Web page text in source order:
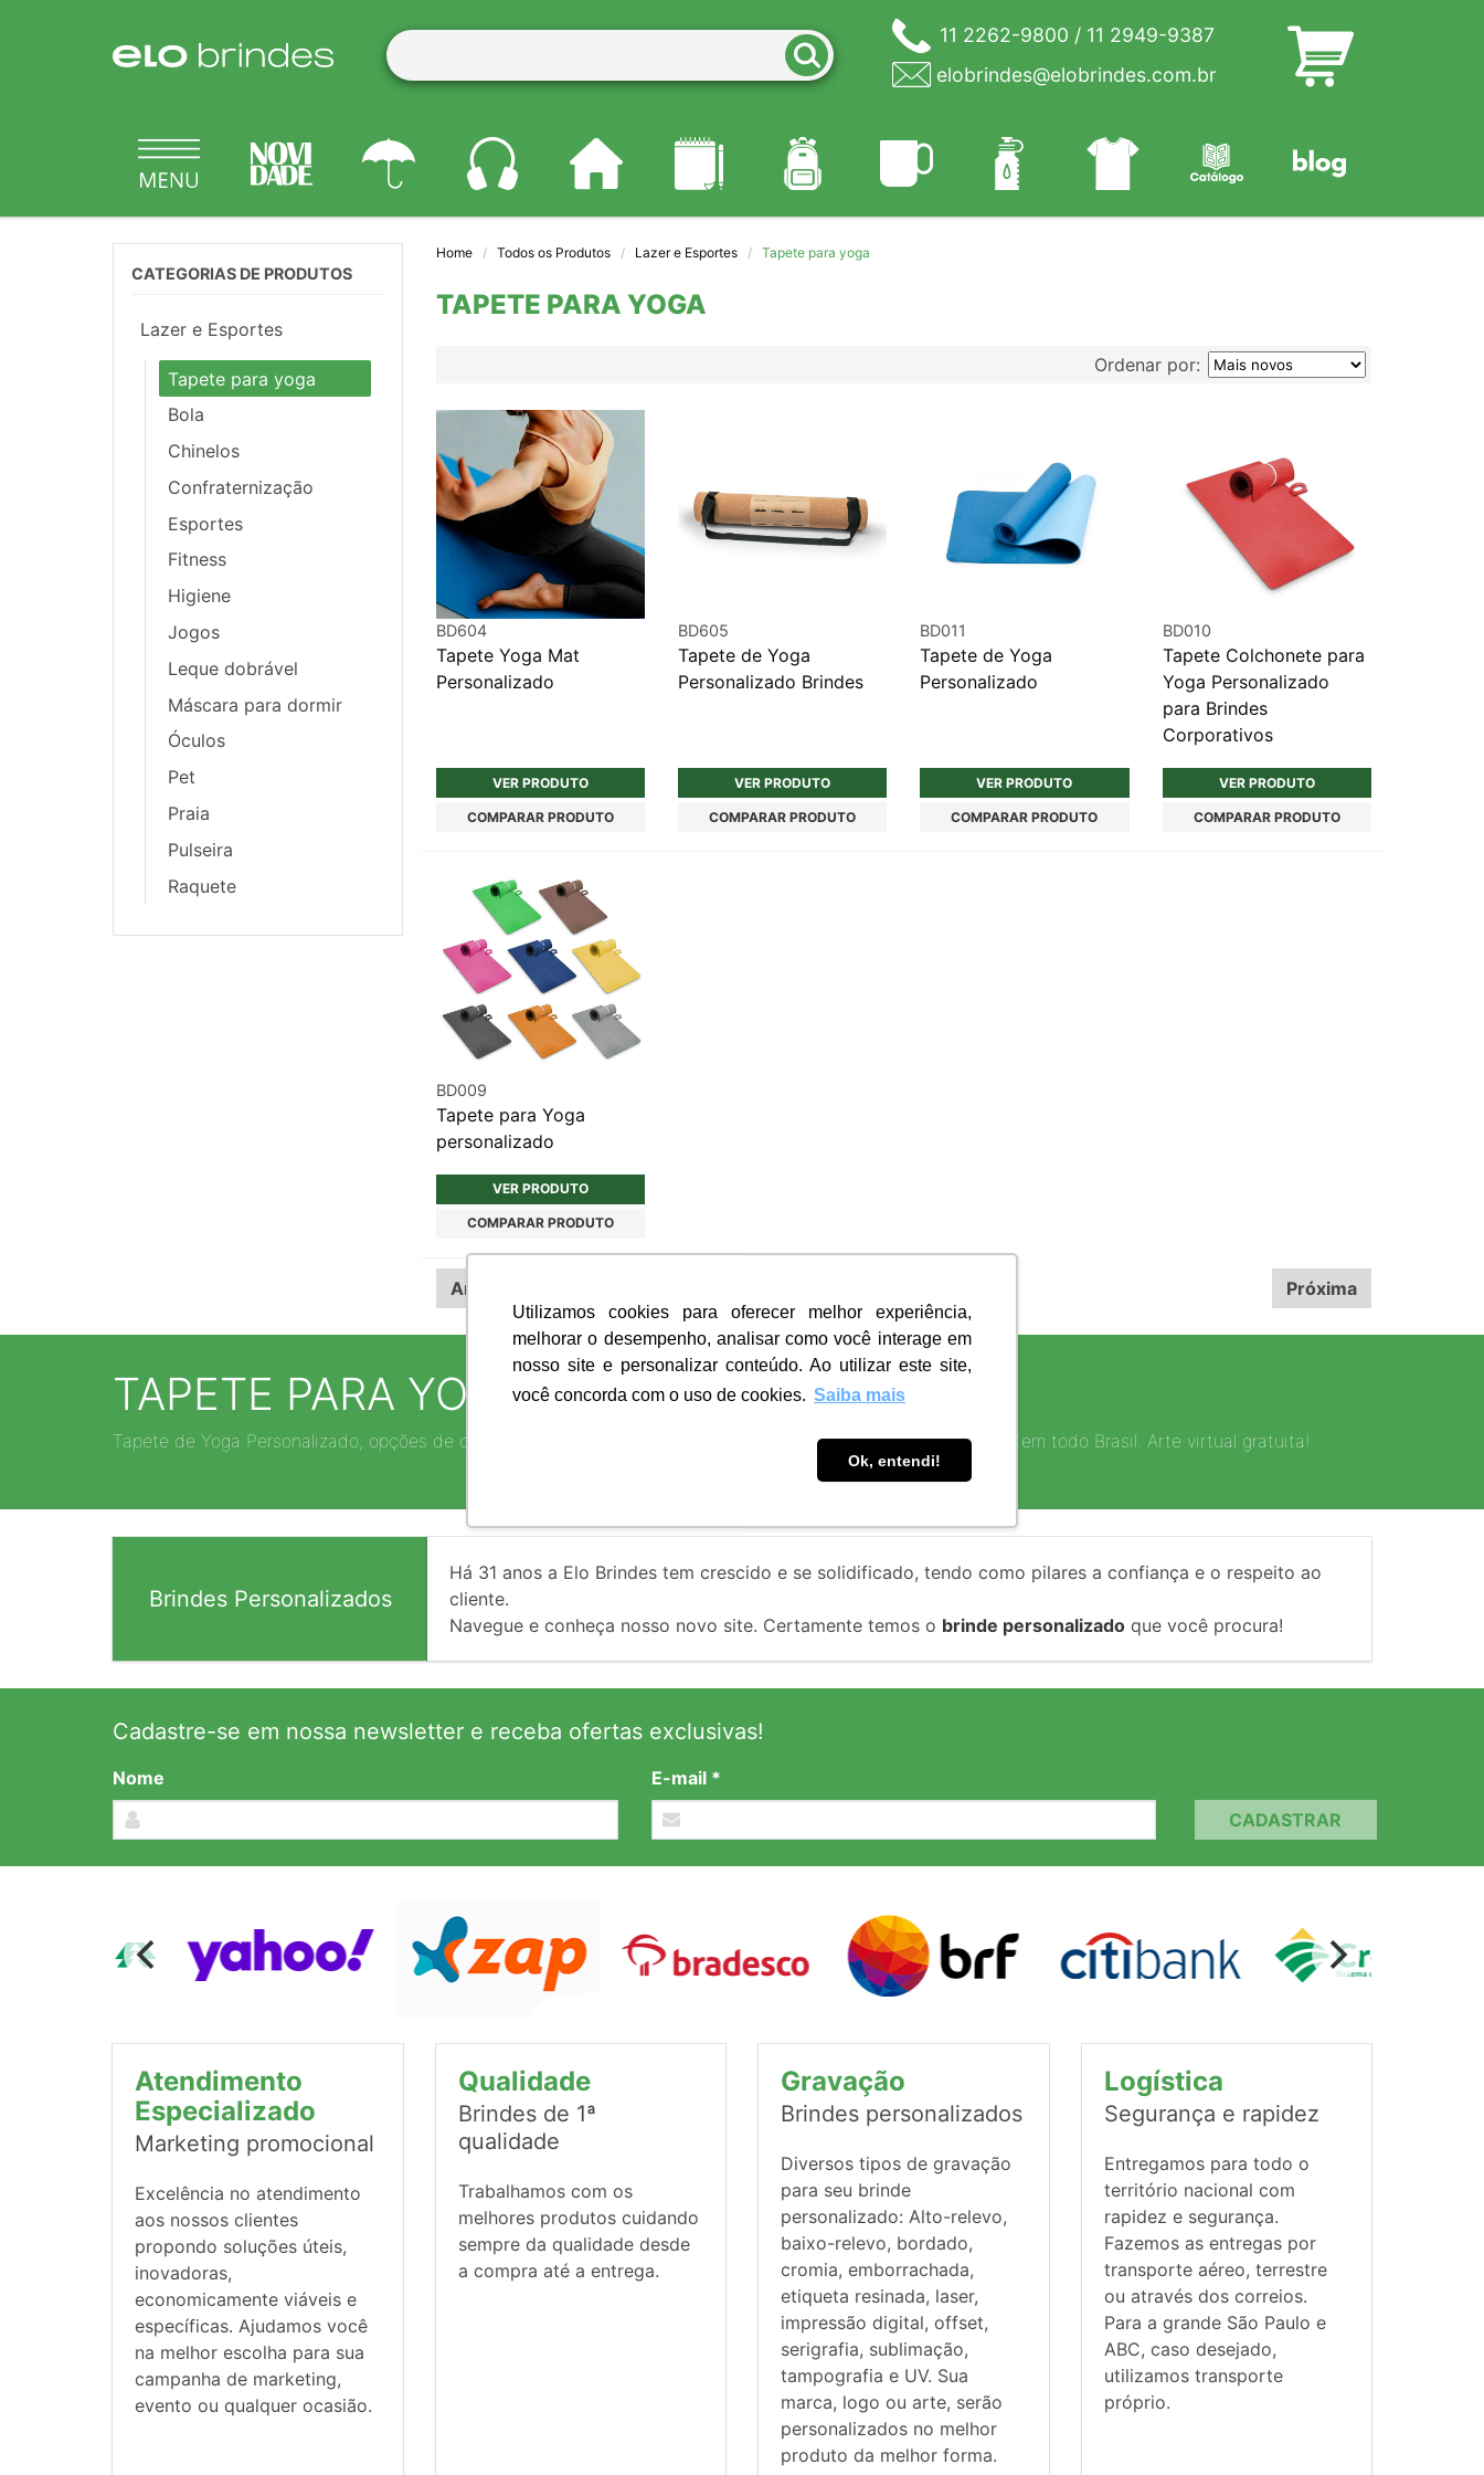
Utilizamos cookies para oferecer melhor experiência,
melhorar o desempenho, analisar como você interage em
nosso site e personalizar conteúdo. Ao utilizar este site,
você concorda com o uso de cookies. Saiba mais
Ok, entendi!
11 2262-9800 / 11 2949-9387
elobrindes@elobrindes.com.br
Home Todos os Produtos Lazer e Esportes Tapete para yoga
TAPETE PARA YOGA
Ordenar por:
BD604
Tapete Yoga Mat
Personalizado
VER PRODUTO
COMPARAR PRODUTO
BD605
Tapete de Yoga
Personalizado Brindes
VER PRODUTO
COMPARAR PRODUTO
BD011
Tapete de Yoga
Personalizado
VER PRODUTO
COMPARAR PRODUTO
BD010
Tapete Colchonete para
Yoga Personalizado
para Brindes
Corporativos
VER PRODUTO
COMPARAR PRODUTO
BD009
Tapete para Yoga
personalizado
VER PRODUTO
COMPARAR PRODUTO
Anterior Próxima
CATEGORIAS DE PRODUTOS
Lazer e Esportes
Tapete para yoga
Bola
Chinelos
Confraternização
Esportes
Fitness
Higiene
Jogos
Leque dobrável
Máscara para dormir
Óculos
Pet
Praia
Pulseira
Raquete
TAPETE PARA YOGA
Tapete de Yoga Personalizado, opções de cores e materiais! Ideal para eventos e brindes corporativos. Entrega em todo Brasil. Arte virtual gratuita!
Brindes Personalizados
Há 31 anos a Elo Brindes tem crescido e se solidificado, tendo como pilares a confiança e o respeito ao
cliente.
Navegue e conheça nosso novo site. Certamente temos o brinde personalizado que você procura!
Cadastre-se em nossa newsletter e receba ofertas exclusivas!
Nome
E-mail *
CADASTRAR
Atendimento
Especializado
Marketing promocional
Excelência no atendimento
aos nossos clientes
propondo soluções úteis,
inovadoras,
economicamente viáveis e
específicas. Ajudamos você
na melhor escolha para sua
campanha de marketing,
evento ou qualquer ocasião.
Qualidade
Brindes de 1ª
qualidade
Trabalhamos com os
melhores produtos cuidando
sempre da qualidade desde
a compra até a entrega.
Gravação
Brindes personalizados
Diversos tipos de gravação
para seu brinde
personalizado: Alto-relevo,
baixo-relevo, bordado,
cromia, emborrachada,
etiqueta resinada, laser,
impressão digital, offset,
serigrafia, sublimação,
tampografia e UV. Sua
marca, logo ou arte, serão
personalizados no melhor
produto da melhor forma.
Logística
Segurança e rapidez
Entregamos para todo o
território nacional com
rapidez e segurança.
Fazemos as entregas por
transporte aéreo, terrestre
ou através dos correios.
Para a grande São Paulo e
ABC, caso desejado,
utilizamos transporte
próprio.